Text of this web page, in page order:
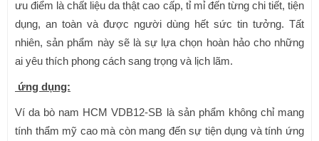
ưu điểm là chất liệu da thật cao cấp, tỉ mỉ đến từng chi tiết, tiện
dụng, an toàn và được người dùng hết sức tin tưởng. Tất
nhiên, sản phẩm này sẽ là sự lựa chọn hoàn hảo cho những
ai yêu thích phong cách sang trọng và lịch lãm.
ứng dụng:
Ví da bò nam HCM VDB12-SB là sản phẩm không chỉ mang
tính thẩm mỹ cao mà còn mang đến sự tiện dụng và tính ứng